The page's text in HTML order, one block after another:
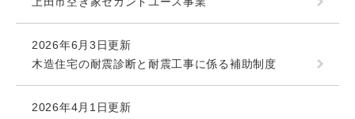
2026年6月3日更新
木造住宅の耐震診断と耐震工事に係る補助制度
2026年4月1日更新